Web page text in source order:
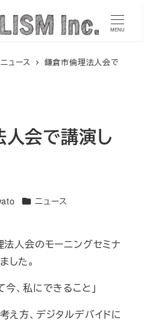
MENU
ニュース
鎌倉市倫理法人会で
会で講演し
カテゴリー
ニュース
人会のモーニングセミナ
した。
今、私にできること」
え方、デジタルデバイドに